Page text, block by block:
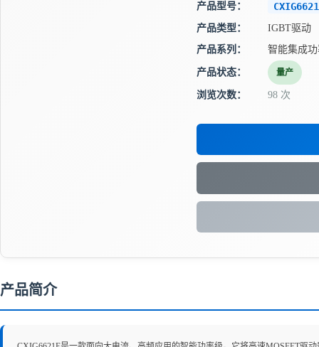
产品型号：
产品类型：
IGBT驱动
产品系列：
智能集成
产品状态： 量产
浏览次数： 98 次
产品简介